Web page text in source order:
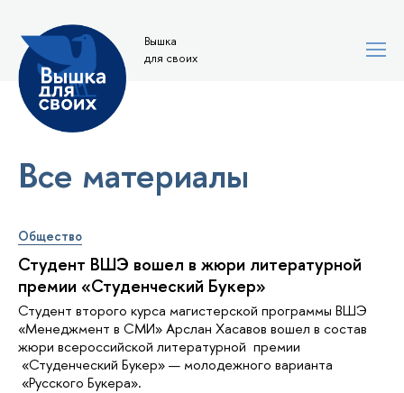
Вышка
для своих
Все материалы
Общество
Студент ВШЭ вошел в жюри литературной
премии «Студенческий Букер»
Студент второго курса магистерской программы ВШЭ
«Менеджмент в СМИ» Арслан Хасавов вошел в состав
жюри всероссийской литературной премии
«Студенческий Букер» — молодежного варианта
«Русского Букера».